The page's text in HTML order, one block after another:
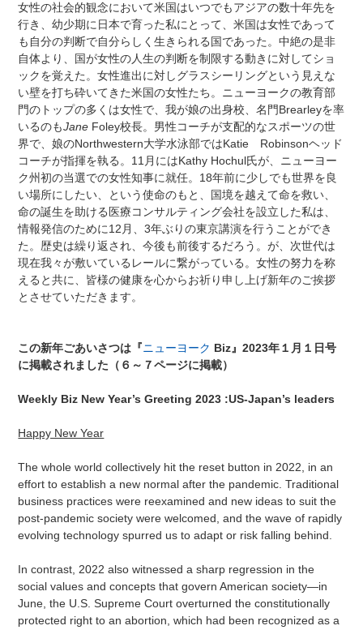
女性の社会的観念において米国はいつでもアジアの数十年先を
行き、幼少期に日本で育った私にとって、米国は女性であって
も自分の判断で自分らしく生きられる国であった。中絶の是非
自体より、国が女性の人生の判断を制限する動きに対してショ
ックを覚えた。女性進出に対しグラスシーリングという見えな
い壁を打ち砕いてきた米国の女性たち。ニューヨークの教育部
門のトップの多くは女性で、我が娘の出身校、名門Brearleyを率
いるのもJane Foley校長。男性コーチが支配的なスポーツの世
界で、娘のNorthwestern大学水泳部ではKatie Robinsonヘッド
コーチが指揮を執る。11月にはKathy Hochul氏が、ニューヨー
ク州初の当選での女性知事に就任。18年前に少しでも世界を良
い場所にしたい、という使命のもと、国境を越えて命を救い、
命の誕生を助ける医療コンサルティング会社を設立した私は、
情報発信のために12月、3年ぶりの東京講演を行うことができ
た。歴史は繰り返され、今後も前後するだろう。が、次世代は
現在我々が敷いているレールに繋がっている。女性の努力を称
えると共に、皆様の健康を心からお祈り申し上げ新年のご挨拶
とさせていただきます。
この新年ごあいさつは『ニューヨーク Biz』2023年１月１日号
に掲載されました（６～７ページに掲載）
Weekly Biz New Year’s Greeting 2023 :US-Japan’s leaders
Happy New Year
The whole world collectively hit the reset button in 2022, in an
effort to establish a new normal after the pandemic. Traditional
business practices were reexamined and new ideas to suit the
post-pandemic society were welcomed, and the wave of rapidly
evolving technology spurred us to adapt or risk falling behind.
In contrast, 2022 also witnessed a sharp regression in the
social values and concepts that govern American society—in
June, the U.S. Supreme Court overturned the constitutionally
protected right to an abortion, which had been recognized as a